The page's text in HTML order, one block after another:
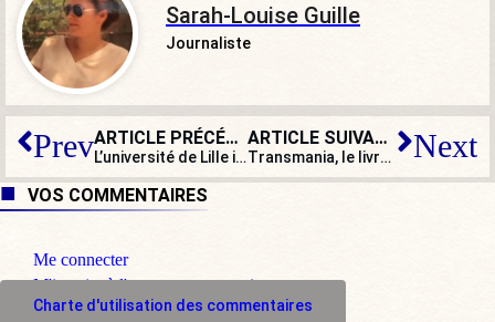
Sarah-Louise Guille
Journaliste
Prev ARTICLE PRÉCÉDENT
L’université de Lille interdit la conférence de Mélenchon sur la Palestine
ARTICLE SUIVANT
Transmania, le livre que la mairie de Paris veut interdire de publicité ! Next
VOS COMMENTAIRES
Me connecter
M'inscrire à l'espace commentaire
Charte d'utilisation des commentaires